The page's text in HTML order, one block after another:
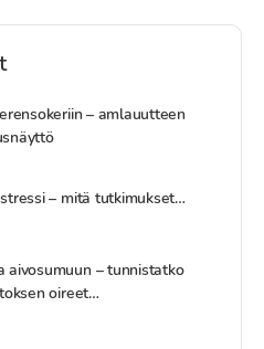
– amlauutteen
– mitä tutkimukset…
aivosumuun – tunnistatko
oireet…